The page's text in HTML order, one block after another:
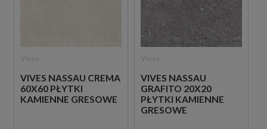
VIVES NASSAU CREMA
60X60 PŁYTKI
KAMIENNE GRESOWE
VIVES NASSAU
GRAFITO 20X20
PŁYTKI KAMIENNE
GRESOWE